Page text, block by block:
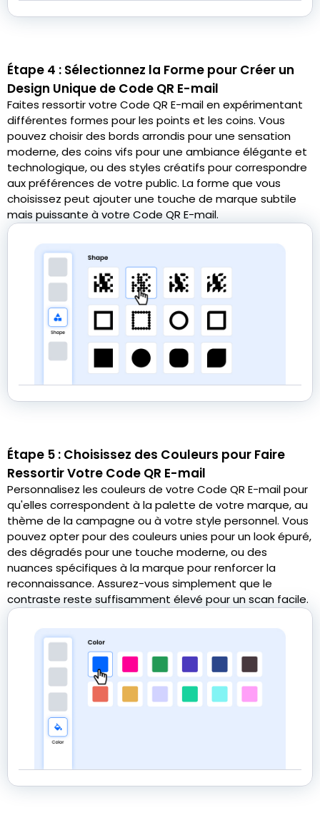
Étape 4 : Sélectionnez la Forme pour Créer un
Design Unique de Code QR E-mail
Faites ressortir votre Code QR E-mail en expérimentant
différentes formes pour les points et les coins. Vous
pouvez choisir des bords arrondis pour une sensation
moderne, des coins vifs pour une ambiance élégante et
technologique, ou des styles créatifs pour correspondre
aux préférences de votre public. La forme que vous
choisissez peut ajouter une touche de marque subtile
mais puissante à votre Code QR E-mail.
Étape 5 : Choisissez des Couleurs pour Faire
Ressortir Votre Code QR E-mail
Personnalisez les couleurs de votre Code QR E-mail pour
qu'elles correspondent à la palette de votre marque, au
thème de la campagne ou à votre style personnel. Vous
pouvez opter pour des couleurs unies pour un look épuré,
des dégradés pour une touche moderne, ou des
nuances spécifiques à la marque pour renforcer la
reconnaissance. Assurez-vous simplement que le
contraste reste suffisamment élevé pour un scan facile.